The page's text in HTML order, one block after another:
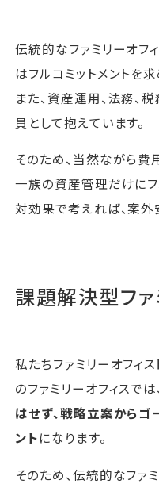
伝統的なファミリーオフ
はフルコミットメントを求
また、資産運用、法務、
員として抱えています。
そのため、当然ながら費
一族の資産管理だけに
対効果で考えれば、案外
課題解決型ファ
私たちファミリーオフィ
のファミリーオフィスでは
はせず、戦略立案から
ントになります。
そのため、伝統的なファ